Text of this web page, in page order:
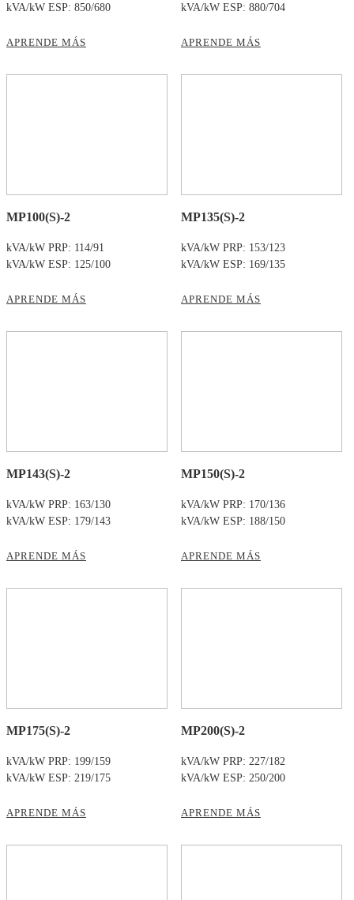
kVA/kW ESP: 850/680
APRENDE MÁS
kVA/kW ESP: 880/704
APRENDE MÁS
MP100(S)-2
kVA/kW PRP: 114/91
kVA/kW ESP: 125/100
APRENDE MÁS
MP135(S)-2
kVA/kW PRP: 153/123
kVA/kW ESP: 169/135
APRENDE MÁS
MP143(S)-2
kVA/kW PRP: 163/130
kVA/kW ESP: 179/143
APRENDE MÁS
MP150(S)-2
kVA/kW PRP: 170/136
kVA/kW ESP: 188/150
APRENDE MÁS
MP175(S)-2
kVA/kW PRP: 199/159
kVA/kW ESP: 219/175
APRENDE MÁS
MP200(S)-2
kVA/kW PRP: 227/182
kVA/kW ESP: 250/200
APRENDE MÁS